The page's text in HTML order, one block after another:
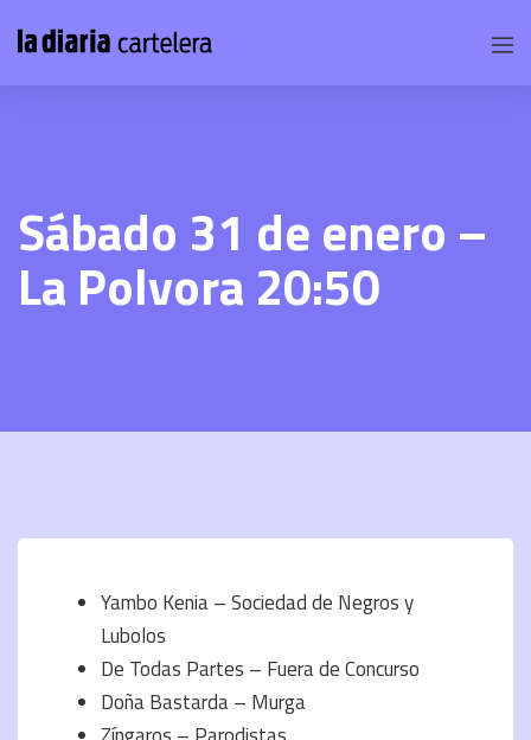
Sábado 31 de enero –
La Polvora 20:50
Yambo Kenia – Sociedad de Negros y
Lubolos
De Todas Partes – Fuera de Concurso
Doña Bastarda – Murga